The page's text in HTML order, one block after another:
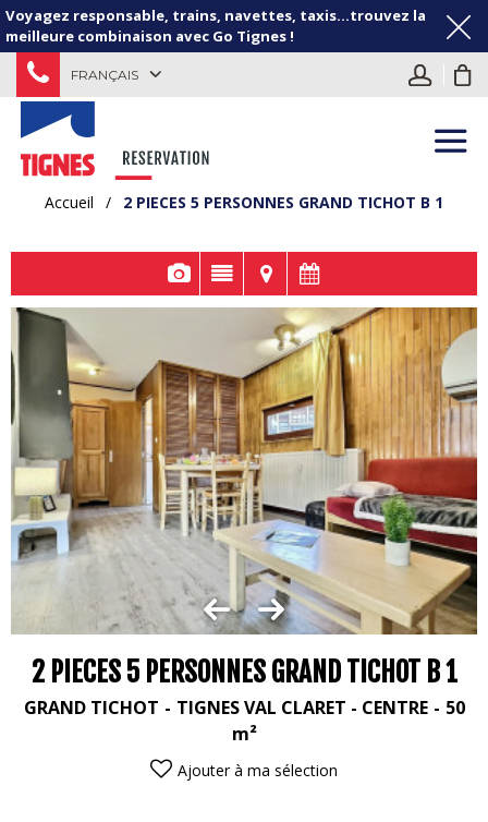
Voyagez responsable, trains, navettes, taxis...trouvez la
meilleure combinaison avec Go Tignes !
FRANÇAIS
Accueil / 2 PIECES 5 PERSONNES GRAND TICHOT B 1
2 PIECES 5 PERSONNES GRAND TICHOT B 1
GRAND TICHOT TIGNES VAL CLARET - CENTRE
50
m²
Ajouter à ma sélection